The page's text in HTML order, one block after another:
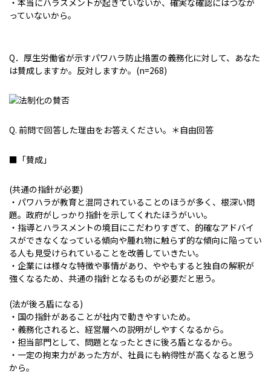
・本当にハラスメントが起きていないか、確実な確認にはつなが
っていないから。
Q．厚生労働省が示すパワハラ防止措置の義務化に対して、あなた
は賛成しますか。反対しますか。(n=268)
Q. 前問で回答した理由をお答えください。＊自由回答
■「賛成」
(共通の指針が必要)
・パワハラが教育と混同されていることのほうが多く、根深い問
題。政府がしっかり指針を示してくれたほうがいい。
・指導とハラスメントの境目にこだわりすぎて、的確なアドバイ
スができなくなっている傾向や腫れ物に触らず的な傾向に陥ってい
る人も見受けられていることを改善していきたい。
・企業には様々な特徴や事情があり、ややもすると独自の解釈が
強くなるため、共通の指針となるものが必要だと思う。
(法が後ろ盾になる)
・国の指針があることが社内で動きやすいため。
・義務化されると、経営層への説明がしやすくなるから。
・担当部門として、問題となったときに後ろ盾となるから。
・一定の拘束力があった方が、社員にも納得性が高くなると思う
から。